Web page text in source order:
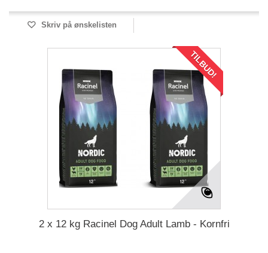
Skriv på ønskelisten
TILBUD!
2 x 12 kg Racinel Dog Adult Lamb - Kornfri